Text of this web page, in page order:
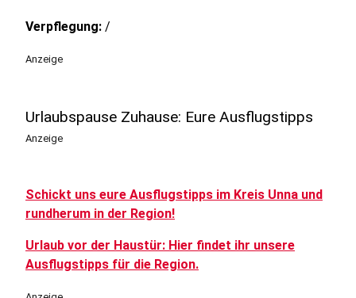
Verpflegung: /
Anzeige
Urlaubspause Zuhause: Eure Ausflugstipps
Anzeige
Schickt uns eure Ausflugstipps im Kreis Unna und
rundherum in der Region!
Urlaub vor der Haustür: Hier findet ihr unsere
Ausflugstipps für die Region.